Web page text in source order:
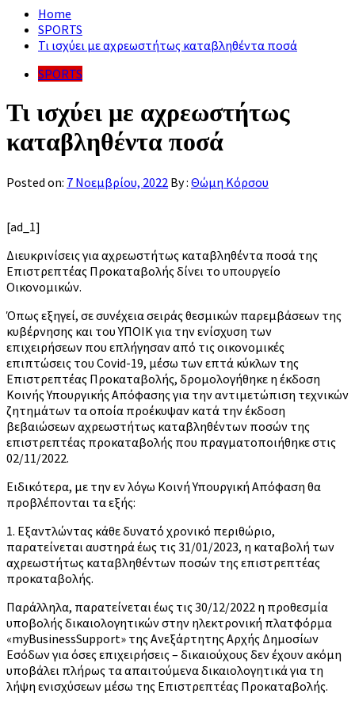
Home
SPORTS
Τι ισχύει με αχρεωστήτως καταβληθέντα ποσά
SPORTS
Τι ισχύει με αχρεωστήτως
καταβληθέντα ποσά
Posted on: 7 Νοεμβρίου, 2022 By : Θώμη Κόρσου
[ad_1]
Διευκρινίσεις για αχρεωστήτως καταβληθέντα ποσά της
Επιστρεπτέας Προκαταβολής δίνει το υπουργείο
Οικονομικών.
Όπως εξηγεί, σε συνέχεια σειράς θεσμικών παρεμβάσεων της
κυβέρνησης και του ΥΠΟΙΚ για την ενίσχυση των
επιχειρήσεων που επλήγησαν από τις οικονομικές
επιπτώσεις του Covid-19, μέσω των επτά κύκλων της
Επιστρεπτέας Προκαταβολής, δρομολογήθηκε η έκδοση
Κοινής Υπουργικής Απόφασης για την αντιμετώπιση τεχνικών
ζητημάτων τα οποία προέκυψαν κατά την έκδοση
βεβαιώσεων αχρεωστήτως καταβληθέντων ποσών της
επιστρεπτέας προκαταβολής που πραγματοποιήθηκε στις
02/11/2022.
Ειδικότερα, με την εν λόγω Κοινή Υπουργική Απόφαση θα
προβλέπονται τα εξής:
1. Εξαντλώντας κάθε δυνατό χρονικό περιθώριο,
παρατείνεται αυστηρά έως τις 31/01/2023, η καταβολή των
αχρεωστήτως καταβληθέντων ποσών της επιστρεπτέας
προκαταβολής.
Παράλληλα, παρατείνεται έως τις 30/12/2022 η προθεσμία
υποβολής δικαιολογητικών στην ηλεκτρονική πλατφόρμα
«myBusinessSupport» της Ανεξάρτητης Αρχής Δημοσίων
Εσόδων για όσες επιχειρήσεις – δικαιούχους δεν έχουν ακόμη
υποβάλει πλήρως τα απαιτούμενα δικαιολογητικά για τη
λήψη ενισχύσεων μέσω της Επιστρεπτέας Προκαταβολής.